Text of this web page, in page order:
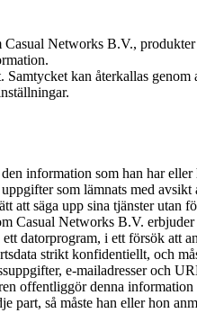
Networks B.V.,
kan återkallas
information som han har
som lämnats med
att säga upp sina tjänster utan
Casual Networks B.V.
datorprogram, i ett försök att
strikt konfidentiellt, och
e-mailadresser och
offentliggör denna
part, så måste han eller hon